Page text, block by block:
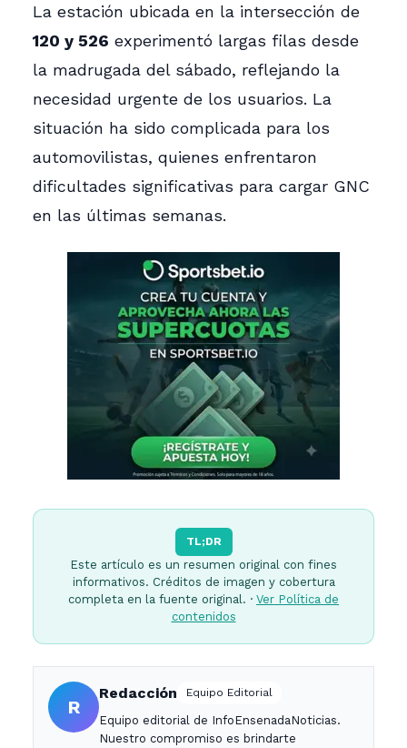
La estación ubicada en la intersección de
120 y 526 experimentó largas filas desde
la madrugada del sábado, reflejando la
necesidad urgente de los usuarios. La
situación ha sido complicada para los
automovilistas, quienes enfrentaron
dificultades significativas para cargar GNC
en las últimas semanas.
TL;DR
Este artículo es un resumen original con fines
informativos. Créditos de imagen y cobertura
completa en la fuente original. · Ver Política de
contenidos
R
Redacción Equipo Editorial
Equipo editorial de InfoEnsenadaNoticias.
Nuestro compromiso es brindarte